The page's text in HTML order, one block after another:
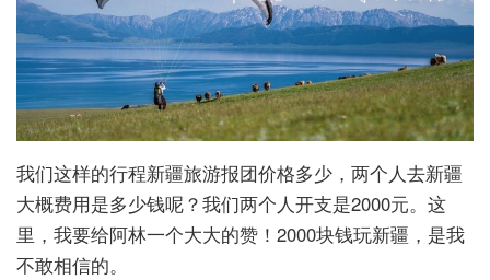
我们这样的行程新疆旅游报团价格多少，两个人去新疆
大概费用是多少钱呢？我们两个人开支是2000元。这
里，我要给阿林一个大大的赞！2000块钱玩新疆，是我
不敢相信的。